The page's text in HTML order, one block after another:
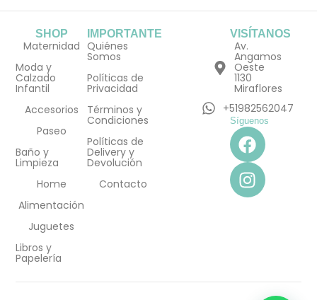
SHOP
Maternidad
Moda y
Calzado
Infantil
Accesorios
Paseo
Baño y
Limpieza
Home
Alimentación
Juguetes
Libros y
Papelería
IMPORTANTE
Quiénes
Somos
Políticas de
Privacidad
Términos y
Condiciones
Políticas de
Delivery y
Devolución
Contacto
VISÍTANOS
Av.
Angamos
Oeste
1130
Miraflores
+51982562047
Síguenos
F
a
c
e
b
I
n
s
t
a
m